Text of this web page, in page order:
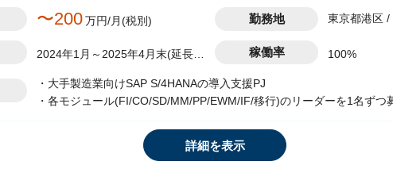
〜200万円/月(税別) 勤務地 東京都港区 /
2024年1月～2025年4月末(延長の
可能性有)
稼働率 100%
・大手製造業向けSAP S/4HANAの導入支援PJ
・各モジュール(FI/CO/SD/MM/PP/EWM/IF/移行)のリーダーを1名ずつ
・テスト、移行手順書作成
詳細を表示